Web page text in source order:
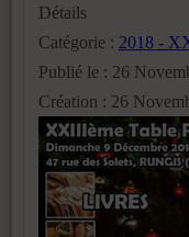
Détails
Catégorie : 2018 -
Publié le : 26
Création : 26